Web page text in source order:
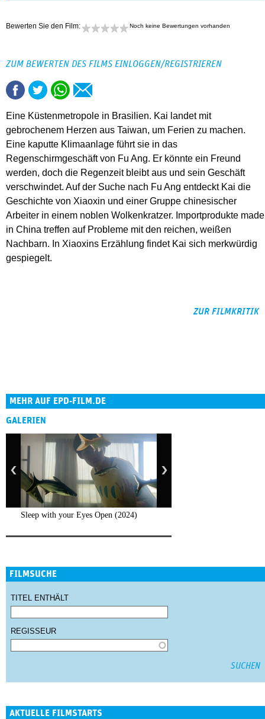
Bewerten Sie den Film: Noch keine Bewertungen vorhanden
ZUM BEWERTEN DES FILMS EINLOGGEN/REGISTRIEREN
Eine Küstenmetropole in Brasilien. Kai landet mit
gebrochenem Herzen aus Taiwan, um Ferien zu machen.
Eine kaputte Klimaanlage führt sie in das
Regenschirmgeschäft von Fu Ang. Er könnte ein Freund
werden, doch die Regenzeit bleibt aus und sein Geschäft
verschwindet. Auf der Suche nach Fu Ang entdeckt Kai die
Geschichte von Xiaoxin und einer Gruppe chinesischer
Arbeiter in einem noblen Wolkenkratzer. Importprodukte made
in China treffen auf Probleme mit den reichen, weißen
Nachbarn. In Xiaoxins Erzählung findet Kai sich merkwürdig
gespiegelt.
ZUR FILMKRITIK
MEHR AUF EPD-FILM.DE
GALERIEN
Sleep with your Eyes Open (2024)
FILMSUCHE
TITEL ENTHÄLT
REGISSEUR
AKTUELLE FILMSTARTS